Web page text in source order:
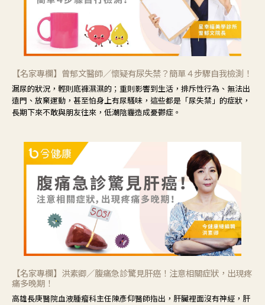
【名家專欄】曾郁文醫師／懷疑有尿失禁？簡單４步驟自我檢測！
漏尿的狀況，輕則底褲濕濕的；重則影響到生活，排斥性行為、無法出
遠門、放棄運動，甚至怕身上有尿騷味，這些都是「尿失禁」的症狀，
長期下來不敢與朋友往來，低潮陰霾造成憂鬱症。
【名家專欄】洪素卿／腹痛急診驚見肝癌！注意相關症狀，出現疼
痛多晚期！
高雄長庚醫院血液腫瘤科主任陳彥仰醫師指出，肝臟裡面沒有神經，肝